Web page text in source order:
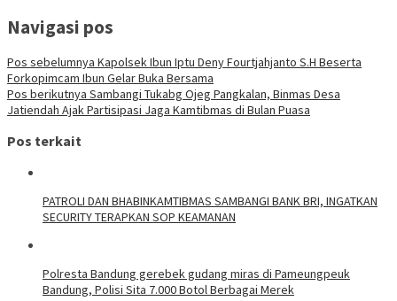
Navigasi pos
Pos sebelumnya Kapolsek Ibun Iptu Deny Fourtjahjanto S.H Beserta
Forkopimcam Ibun Gelar Buka Bersama
Pos berikutnya Sambangi Tukabg Ojeg Pangkalan, Binmas Desa
Jatiendah Ajak Partisipasi Jaga Kamtibmas di Bulan Puasa
Pos terkait
‎PATROLI DAN BHABINKAMTIBMAS SAMBANGI BANK BRI, INGATKAN
SECURITY TERAPKAN SOP KEAMANAN
Polresta Bandung gerebek gudang miras di Pameungpeuk
Bandung, Polisi Sita 7.000 Botol Berbagai Merek